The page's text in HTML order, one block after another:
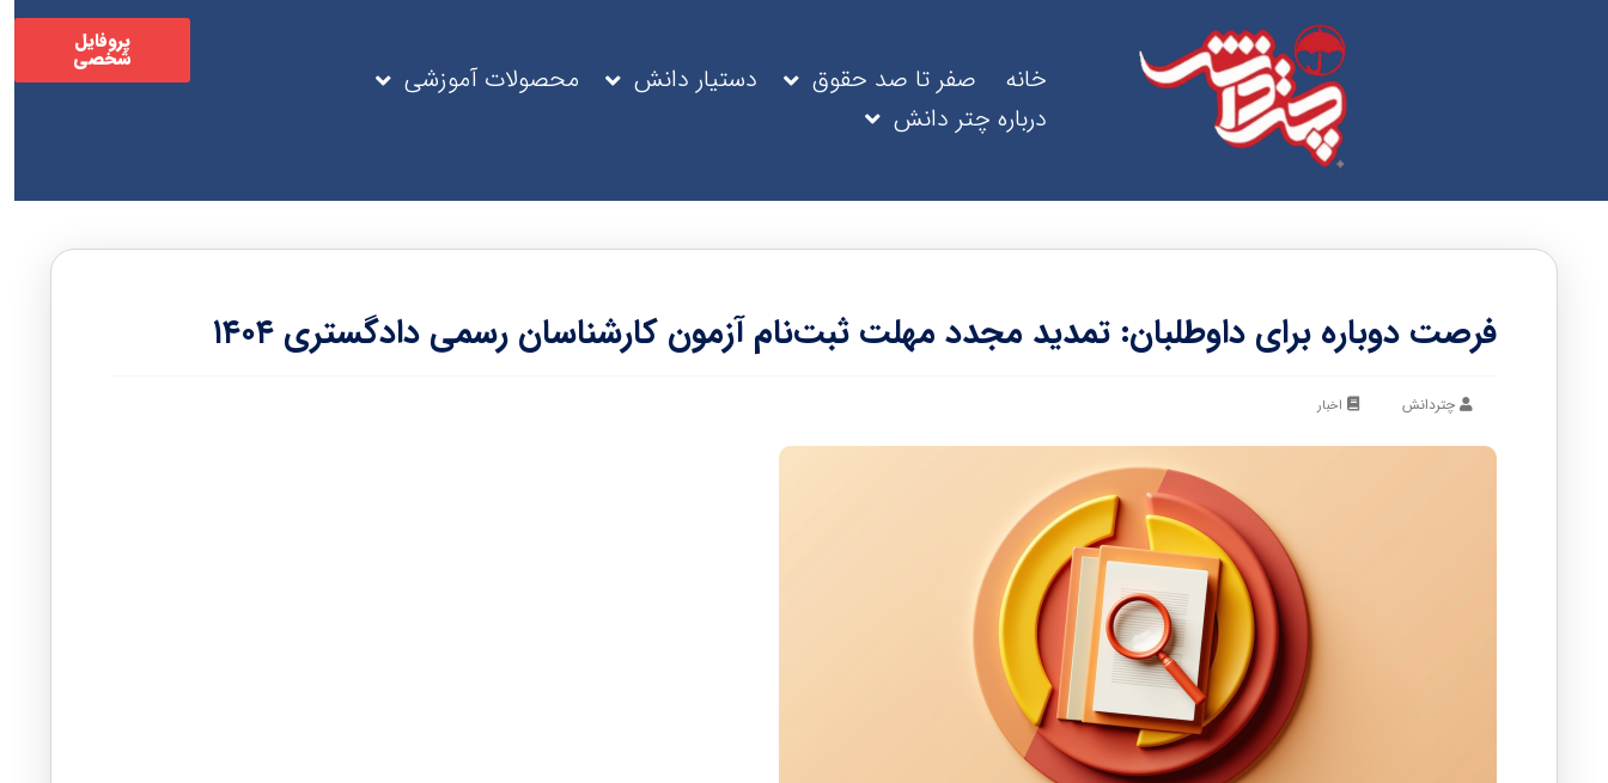
خانه صفر تا صد حقوق دستیار دانش
محصولات آموزشی
درباره چتر دانش
پروفایل
شخصی
فرصت دوباره برای داوطلبان: تمدید مجدد مهلت ثبت‌نام آزمون کارشناسان رسمی دادگستری ۱۴۰۴
چتردانش اخبار